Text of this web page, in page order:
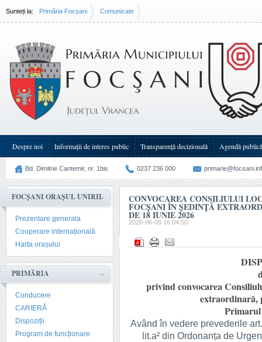
Sunteți la: Primăria Focșani Comunicate
Despre noi Informații de interes public Transparenţă decizională Agendă publică
Bd. Dimitrie Cantemir, nr. 1bis 0237 236 000
FOCȘANI ORAȘUL UNIRII
Prezentare generala
Cooperare internațională
Harta orașului
PRIMĂRIA
Conducere
CARIERĂ
Dispoziții
Program de funcționare
CONVOCAREA CONSILIULUI
FOCŞANI ÎN ŞEDINŢĂ
DE 18 IUNIE 2026
2026-06-09 16:04:50
privind convocarea
extraordinară,
Având în vedere prevederile
lit.a² din Ordonanța de